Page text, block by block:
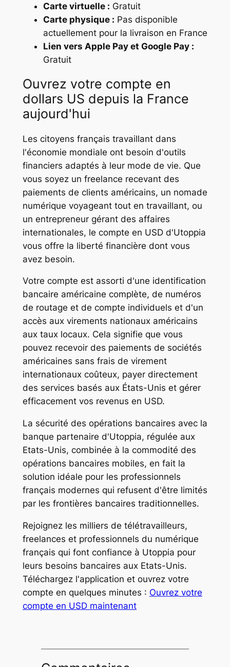
Carte virtuelle : Gratuit
Carte physique : Pas disponible
actuellement pour la livraison en France
Lien vers Apple Pay et Google Pay :
Gratuit
Ouvrez votre compte en
dollars US depuis la France
aujourd'hui
Les citoyens français travaillant dans
l'économie mondiale ont besoin d'outils
financiers adaptés à leur mode de vie. Que
vous soyez un freelance recevant des
paiements de clients américains, un nomade
numérique voyageant tout en travaillant, ou
un entrepreneur gérant des affaires
internationales, le compte en USD d'Utoppia
vous offre la liberté financière dont vous
avez besoin.
Votre compte est assorti d'une identification
bancaire américaine complète, de numéros
de routage et de compte individuels et d'un
accès aux virements nationaux américains
aux taux locaux. Cela signifie que vous
pouvez recevoir des paiements de sociétés
américaines sans frais de virement
internationaux coûteux, payer directement
des services basés aux États-Unis et gérer
efficacement vos revenus en USD.
La sécurité des opérations bancaires avec la
banque partenaire d'Utoppia, régulée aux
Etats-Unis, combinée à la commodité des
opérations bancaires mobiles, en fait la
solution idéale pour les professionnels
français modernes qui refusent d'être limités
par les frontières bancaires traditionnelles.
Rejoignez les milliers de télétravailleurs,
freelances et professionnels du numérique
français qui font confiance à Utoppia pour
leurs besoins bancaires aux Etats-Unis.
Téléchargez l'application et ouvrez votre
compte en quelques minutes : Ouvrez votre
compte en USD maintenant